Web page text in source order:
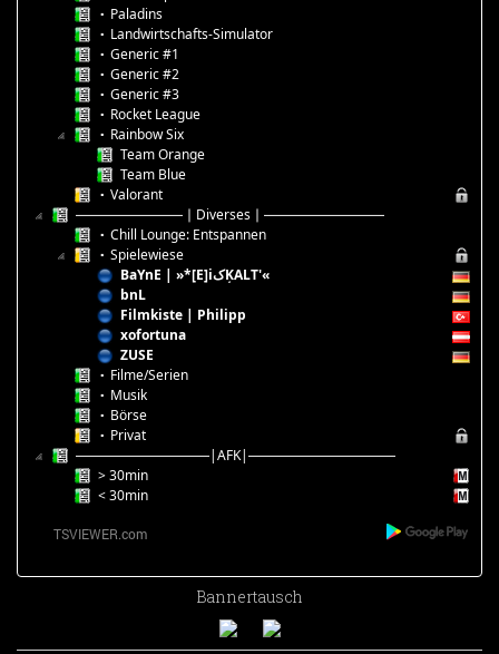
▪ Paladins
▪ Landwirtschafts-Simulator
▪ Generic #1
▪ Generic #2
▪ Generic #3
▪ Rocket League
▪ Rainbow Six
Team Orange
Team Blue
▪ Valorant
────────│Diverses│─────────
▪ Chill Lounge: Entspannen
▪ Spielewiese
BaYnE | »*[E]iکĶALT'«
bnL
Filmkiste | Philipp
xofortuna
ZUSE
▪ Filme/Serien
▪ Musik
▪ Börse
▪ Privat
──────────|AFK|───────────
> 30min
< 30min
Bannertausch